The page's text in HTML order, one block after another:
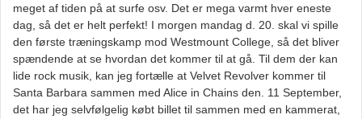
meget af tiden på at surfe osv. Det er mega varmt hver eneste
dag, så det er helt perfekt! I morgen mandag d. 20. skal vi spille
den første træningskamp mod Westmount College, så det bliver
spændende at se hvordan det kommer til at gå. Til dem der kan
lide rock musik, kan jeg fortælle at Velvet Revolver kommer til
Santa Barbara sammen med Alice in Chains den. 11 September,
det har jeg selvfølgelig købt billet til sammen med en kammerat,